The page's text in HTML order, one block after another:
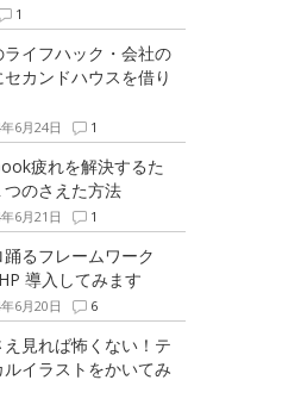
1
ライフハック・会社の
カンドハウスを借り
6月24日 1
疲れを解決するた
つのさえた方法
6月21日 1
踊るフレームワーク
導入してみます
6月20日 6
え見れば怖くない！テ
ルイラストをかいてみ